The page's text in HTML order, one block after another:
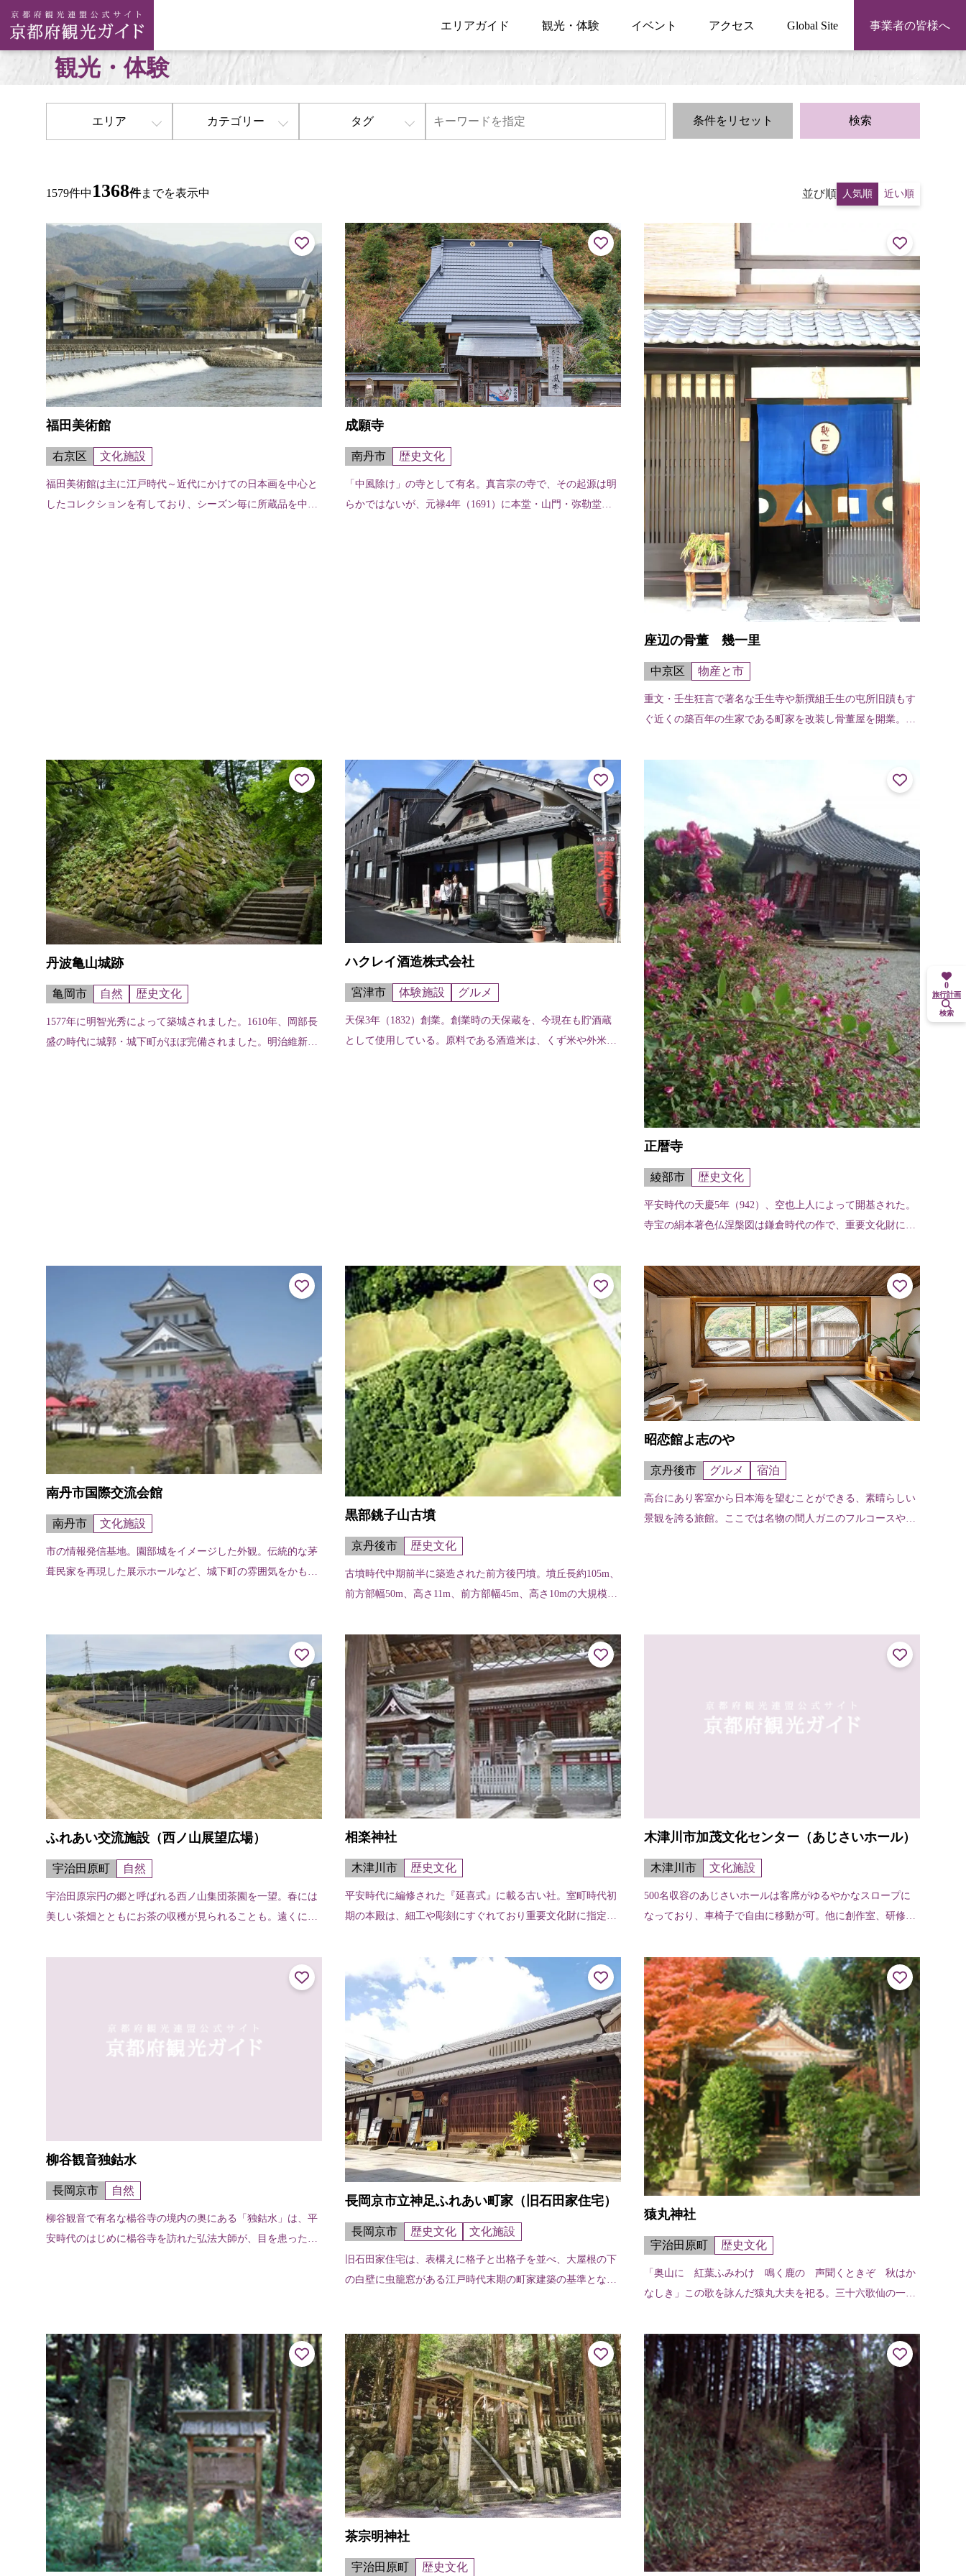
エリアガイド 観光・体験 イベント アクセス Global Site 事業者の皆様へ
観光・体験
エリア カテゴリー タグ 条件をリセット 検索
1579件中 1368件までを表示中 並び順 人気順 近い順
福田美術館
右京区 文化施設
福田美術館は主に江戸時代～近代にかけての日本画を中心と
したコレクションを有しており、シーズン毎に所蔵品を中心
成願寺
南丹市 歴史文化
「中風除け」の寺として有名。真言宗の寺で、その起源は明
らかではないが、元禄4年（1691）に本堂・山門・弥勒堂が
座辺の骨董 幾一里
中京区 物産と市
重文・壬生狂言で著名な壬生寺や新撰組壬生の屯所旧蹟もす
ぐ近くの築百年の生家である町家を改装し骨董屋を開業。町
具から気軽に楽しめる普段使いの骨...
丹波亀山城跡
亀岡市 自然 歴史文化
1577年に明智光秀によって築城されました。1610年、岡部長
盛の時代に城郭・城下町がほぼ完備されました。明治維新の
ハクレイ酒造株式会社
宮津市 体験施設 グルメ
天保3年（1832）創業。創業時の天保蔵を、今現在も貯酒蔵
として使用している。原料である酒造米は、くず米や外米を
正暦寺
綾部市 歴史文化
平安時代の天慶5年（942）、空也上人によって開基された。
寺宝の絹本著色仏涅槃図は鎌倉時代の作で、重要文化財に指
南丹市国際交流会館
南丹市 文化施設
市の情報発信基地。園部城をイメージした外観。伝統的な茅
葺民家を再現した展示ホールなど、城下町の雰囲気をかもし
黒部銚子山古墳
京丹後市 歴史文化
古墳時代中期前半に築造された前方後円墳。墳丘長約105m、
前方部幅50m、高さ11m、前方部幅45m、高さ10mの大規模な
昭恋館よ志のや
京丹後市 グルメ 宿泊
高台にあり客室から日本海を望むことができる、素晴らしい
景観を誇る旅館。ここでは名物の間人ガニのフルコースや海
ふれあい交流施設（西ノ山展望広場）
宇治田原町 自然
宇治田原宗円の郷と呼ばれる西ノ山集団茶園を一望。春には
美しい茶畑とともにお茶の収穫が見られることも。遠くに
しめます。 また、ファミリーや友人...
相楽神社
木津川市 歴史文化
平安時代に編修された『延喜式』に載る古い社。室町時代初
期の本殿は、細工や彫刻にすぐれており重要文化財に指定さ
れる「御田」や餅を竹串にさして...
木津川市加茂文化センター（あじさいホール）
木津川市 文化施設
500名収容のあじさいホールは客席がゆるやかなスロープに
なっており、車椅子で自由に移動が可。他に創作室、研修
ホール 500名
柳谷観音独鈷水
長岡京市 自然
柳谷観音で有名な楊谷寺の境内の奥にある「独鈷水」は、平
安時代のはじめに楊谷寺を訪れた弘法大師が、目を患った子
長岡京市立神足ふれあい町家（旧石田家住宅）
長岡京市 歴史文化 文化施設
旧石田家住宅は、表構えに格子と出格子を並べ、大屋根の下
の白壁に虫籠窓がある江戸時代末期の町家建築の基準となる
猿丸神社
宇治田原町 歴史文化
「奥山に 紅葉ふみわけ 鳴く鹿の 声聞くときぞ 秋はか
なしき」この歌を詠んだ猿丸大夫を祀る。三十六歌仙の一人
土地とも伝えられている。また、猿...
茶宗明神社
宇治田原町 歴史文化
0
旅行計画
検索